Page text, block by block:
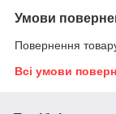
Умови
Повернення
Всі умови